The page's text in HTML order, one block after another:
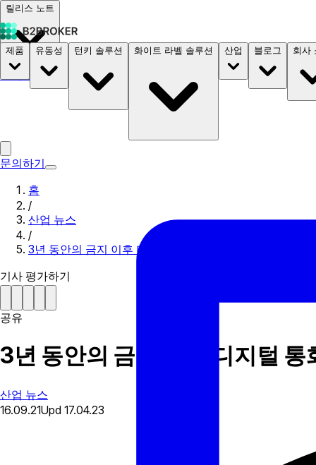
릴리스 노트
문서 요금B2STORE
제품 유동성 턴키 솔루션 화이트 라벨 솔루션 산업 블로그 회사
문의하기
홈
/
산업 뉴스
/
3년 동안의 금지 이후 디지털 통화를 합법화 하는 라오스
기사 평가하기
공유
3년 동안의 금지 이후 디지털
산업 뉴스
16.09.21Upd 17.04.23